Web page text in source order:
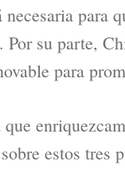
necesaria para
Por su parte,
para
estos tres